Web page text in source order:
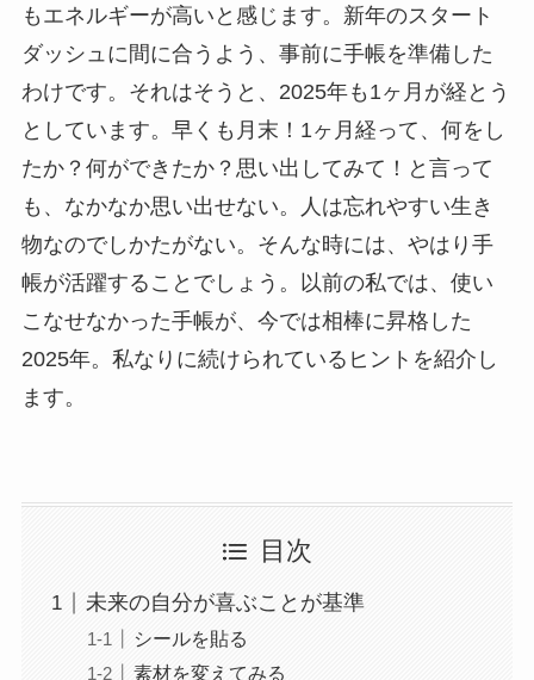
もエネルギーが高いと感じます。新年のスタート
ダッシュに間に合うよう、事前に手帳を準備した
わけです。それはそうと、2025年も1ヶ月が経とう
としています。早くも月末！1ヶ月経って、何をし
たか？何ができたか？思い出してみて！と言って
も、なかなか思い出せない。人は忘れやすい生き
物なのでしかたがない。そんな時には、やはり手
帳が活躍することでしょう。以前の私では、使い
こなせなかった手帳が、今では相棒に昇格した
2025年。私なりに続けられているヒントを紹介し
ます。
目次
未来の自分が喜ぶことが基準
シールを貼る
素材を変えてみる